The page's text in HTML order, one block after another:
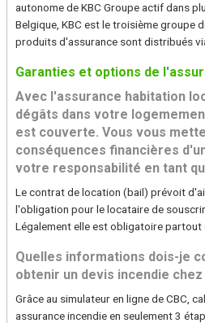
autonome de KBC Groupe actif dans
Belgique, KBC est le troisième groupe
produits d'assurance sont distribués
Garanties et options de
Avec l'assurance habitation
dégâts dans votre
est couverte. Vous vous
conséquences financières
votre responsabilité en tant
Le contrat de location (bail) prévoit
l'obligation pour le locataire de
Légalement elle est obligatoire partout
Quelles informations dois-je
obtenir un devis incendie chez
Grâce au simulateur en ligne de CBC,
assurance incendie en seulement 3